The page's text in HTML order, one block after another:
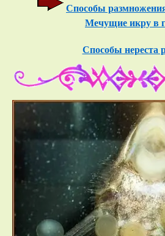
Способы
Мечущие икру в
Способы нереста